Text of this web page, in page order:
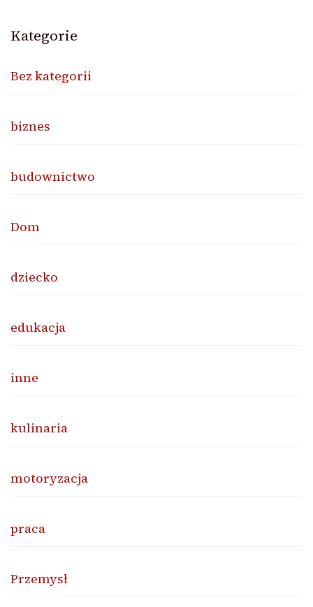
Kategorie
Bez kategorii
biznes
budownictwo
Dom
dziecko
edukacja
inne
kulinaria
motoryzacja
praca
Przemysł